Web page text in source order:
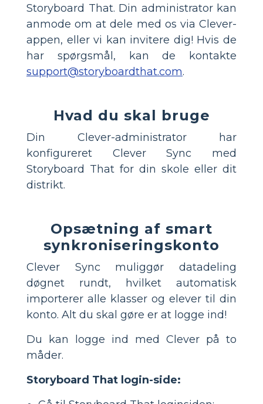
Storyboard That. Din administrator kan
anmode om at dele med os via Clever-
appen, eller vi kan invitere dig! Hvis de
har spørgsmål, kan de kontakte
support@storyboardthat.com.
Hvad du skal bruge
Din Clever-administrator har
konfigureret Clever Sync med
Storyboard That for din skole eller dit
distrikt.
Opsætning af smart
synkroniseringskonto
Clever Sync muliggør datadeling
døgnet rundt, hvilket automatisk
importerer alle klasser og elever til din
konto. Alt du skal gøre er at logge ind!
Du kan logge ind med Clever på to
måder.
Storyboard That login-side: